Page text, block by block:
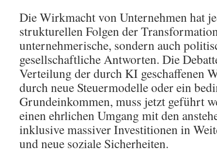
Die Wirkmacht von Unternehmen hat
strukturellen Folgen der
unternehmerische, sondern auch
gesellschaftliche Antworten. Die
Verteilung der durch KI geschaffenen
durch neue Steuermodelle oder ein
Grundeinkommen, muss jetzt geführt
einen ehrlichen Umgang mit den
inklusive massiver Investitionen in
und neue soziale Sicherheiten.